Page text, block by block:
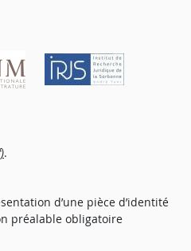
.
d’une pièce d’identité
préalable obligatoire